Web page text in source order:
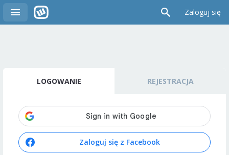
Zaloguj się
LOGOWANIE REJESTRACJA
Zaloguj się z Facebook